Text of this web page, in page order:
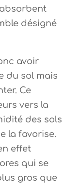
désigné
avoir
du sol mais
Ce
vers la
des sols
la favorise.
effet
qui se
gros que